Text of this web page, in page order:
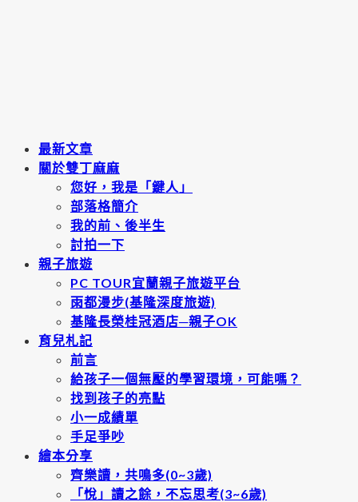
最新文章
關於雙丁麻麻
您好，我是「鍵人」
部落格簡介
我的前、後半生
討拍一下
親子旅遊
PC TOUR宜蘭親子旅遊平台
雨都漫步(基隆深度旅遊)
基隆長榮桂冠酒店─親子OK
育兒札記
前言
給孩子一個無壓的學習環境，可能嗎？
找到孩子的亮點
小一成績單
手足爭吵
繪本分享
齊樂讀，共鳴多(0~3歲)
「悅」讀之餘，不忘思考(3~6歲)